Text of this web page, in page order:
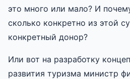
это много или мало? И
сколько конкретно из этой
конкретный донор?
Или вот на разработку
развития туризма министр